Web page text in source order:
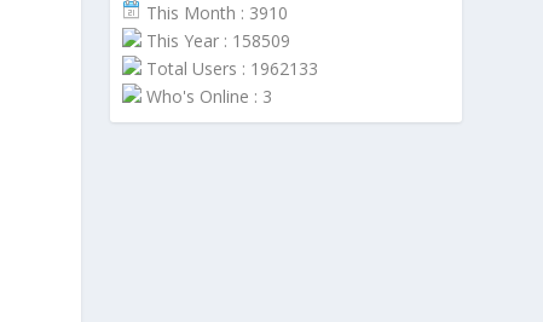
This Month : 3910
This Year : 158509
Total Users : 1962133
Who's Online : 3